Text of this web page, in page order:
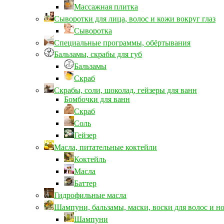
Массажная плитка
Сыворотки для лица, волос и кожи вокруг глаз
Сыворотка
Специальные программы, обёртывания
Бальзамы, скрабы для губ
Бальзамы
Скраб
Скрабы, соли, шоколад, гейзеры для ванн
Бомбочки для ванн
Скраб
Соль
Гейзер
Масла, питательные коктейли
Коктейль
Масла
Баттер
Гидрофильные масла
Шампуни, бальзамы, маски, воски для волос и
Шампуни